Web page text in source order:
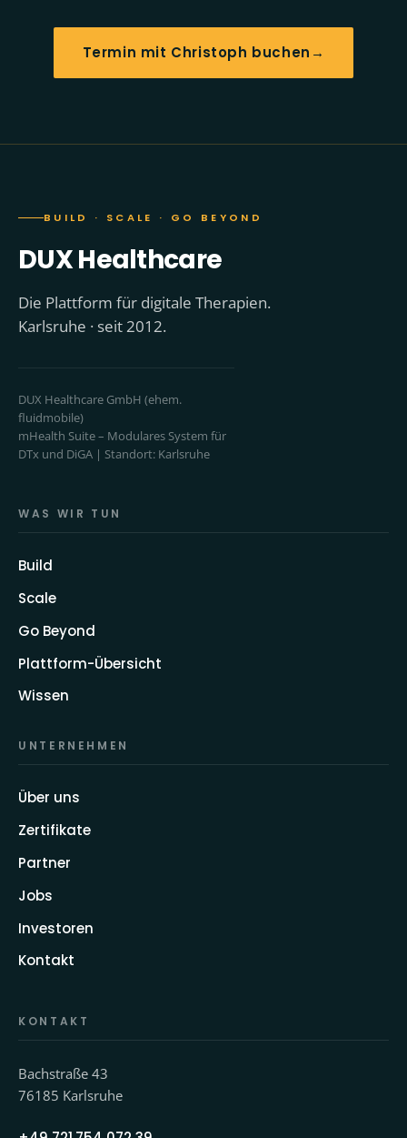
Termin mit Christoph buchen →
BUILD · SCALE · GO BEYOND
DUX Healthcare
Die Plattform für digitale Therapien.
Karlsruhe · seit 2012.
DUX Healthcare GmbH (ehem.
fluidmobile)
mHealth Suite – Modulares System für
DTx und DiGA | Standort: Karlsruhe
WAS WIR TUN
Build
Scale
Go Beyond
Plattform-Übersicht
Wissen
UNTERNEHMEN
Über uns
Zertifikate
Partner
Jobs
Investoren
Kontakt
KONTAKT
Bachstraße 43
76185 Karlsruhe